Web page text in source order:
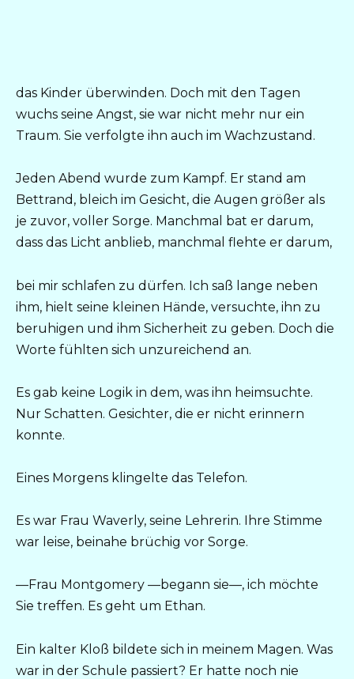
das Kinder überwinden. Doch mit den Tagen
wuchs seine Angst, sie war nicht mehr nur ein
Traum. Sie verfolgte ihn auch im Wachzustand.
Jeden Abend wurde zum Kampf. Er stand am
Bettrand, bleich im Gesicht, die Augen größer als
je zuvor, voller Sorge. Manchmal bat er darum,
dass das Licht anblieb, manchmal flehte er darum,
bei mir schlafen zu dürfen. Ich saß lange neben
ihm, hielt seine kleinen Hände, versuchte, ihn zu
beruhigen und ihm Sicherheit zu geben. Doch die
Worte fühlten sich unzureichend an.
Es gab keine Logik in dem, was ihn heimsuchte.
Nur Schatten. Gesichter, die er nicht erinnern
konnte.
Eines Morgens klingelte das Telefon.
Es war Frau Waverly, seine Lehrerin. Ihre Stimme
war leise, beinahe brüchig vor Sorge.
—Frau Montgomery —begann sie—, ich möchte
Sie treffen. Es geht um Ethan.
Ein kalter Kloß bildete sich in meinem Magen. Was
war in der Schule passiert? Er hatte noch nie